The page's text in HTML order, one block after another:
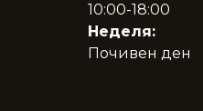
10:00-18:00
Неделя:
Почивен ден